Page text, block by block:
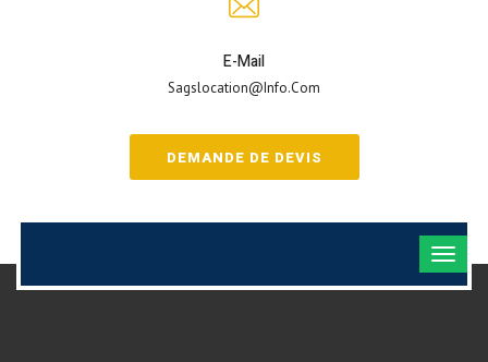
E-Mail
Sagslocation@info.com
DEMANDE DE DEVIS